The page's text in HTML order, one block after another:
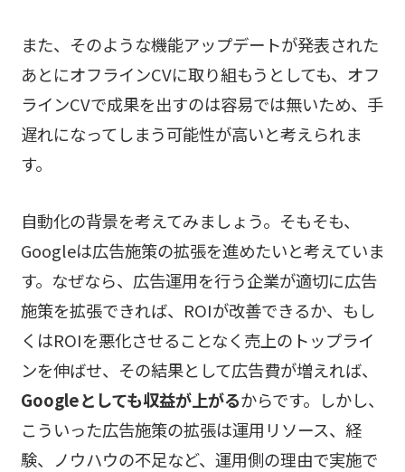
また、そのような機能アップデートが発表された
あとにオフラインCVに取り組もうとしても、オフ
ラインCVで成果を出すのは容易では無いため、手
遅れになってしまう可能性が高いと考えられま
す。
自動化の背景を考えてみましょう。そもそも、
Googleは広告施策の拡張を進めたいと考えていま
す。なぜなら、広告運用を行う企業が適切に広告
施策を拡張できれば、ROIが改善できるか、もし
くはROIを悪化させることなく売上のトップライ
ンを伸ばせ、その結果として広告費が増えれば、
Googleとしても収益が上がるからです。しかし、
こういった広告施策の拡張は運用リソース、経
験、ノウハウの不足など、運用側の理由で実施で